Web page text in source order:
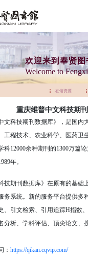
欢迎来到奉贤图
Welcome to
在馆资源
重庆维普中文科技期
科技期刊数据库》，是国内
工程技术、农业科学、医药卫
科12000余种期刊的1300万篇
年。
期刊数据库》在原有的基础
务系统。新的服务平台提供多
、引文检索、引用追踪H指数
分析、学科评估、顶尖论文、
https://qikan.cqvip.com/